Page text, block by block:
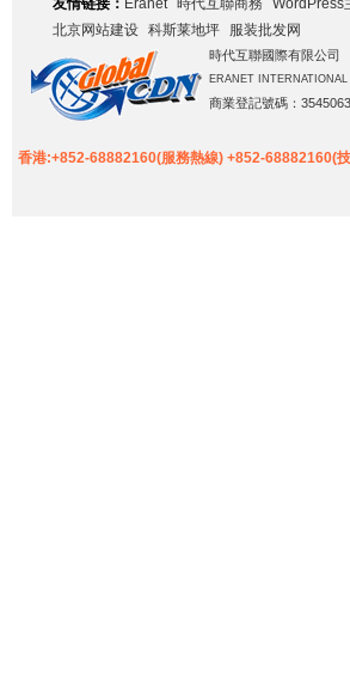
友情链接： Eranet 時代互聯商務 WordPress
北京网站建设
科斯莱地坪 服装批发网
時代互聯國際有限公司
ERANET
商業登記號碼：
香港:+852-68882160(服務熱線) +852-68882160(